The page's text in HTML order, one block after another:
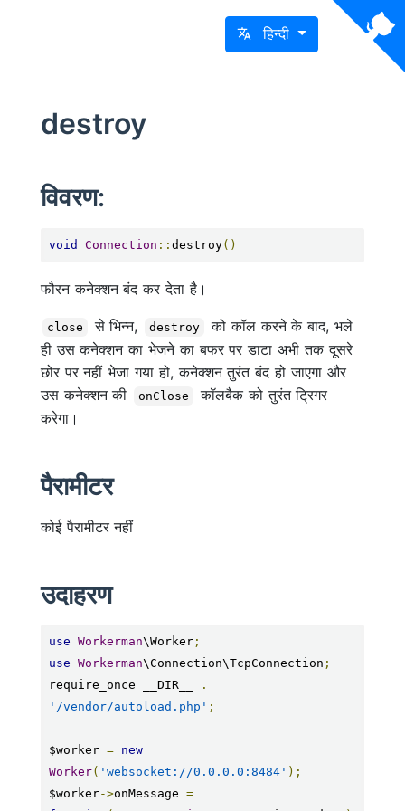
हिन्दी
destroy
विवरण:
void Connection :: destroy()
फौरन कनेक्शन बंद कर देता है।
close से भिन्न, destroy
को कॉल करने के बाद, भले
ही उस कनेक्शन का भेजने का बफर पर डाटा अभी तक दूसरे
छोर पर नहीं भेजा गया हो, कनेक्शन तुरंत बंद हो जाएगा और
उस कनेक्शन की
onClose
कॉलबैक को तुरंत ट्रिगर
करेगा।
पैरामीटर
कोई पैरामीटर नहीं
उदाहरण
use Workerman\Worker;
use Workerman\Connection\TcpConnection ;
require_once __DIR__
.
'/vendor/autoload.php' ;
$worker =
new
Worker( 'websocket://0.0.0.0:8484' );
$worker->onMessage =